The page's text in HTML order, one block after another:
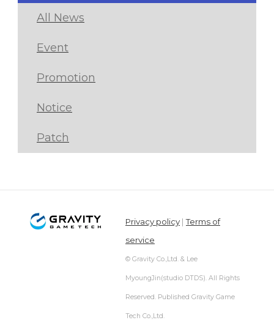
All News
Event
Promotion
Notice
Patch
Privacy policy |Terms of
service
© Gravity Co.,Ltd. & Lee
MyoungJin(studio DTDS). All Rights
Reserved. Published Gravity Game
Tech Co.,Ltd.